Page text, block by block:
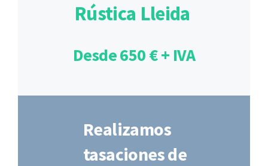
Rústica Lleida
Desde 650 € + IVA
Realizamos
tasaciones de